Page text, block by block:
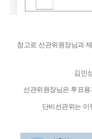
참고로 선관위원장님과
김민
선관위원장님은 투표
단비선관위는